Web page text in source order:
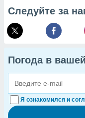
Следуйте за
Погода в
Я ознакомился и